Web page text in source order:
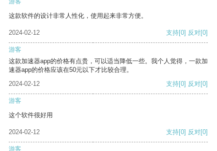
这款软件的设计非常人性化，使用起来非常方便。
2024-02-12 支持[0] 反对[0]
游客
这款加速器app的价格有点贵，可以适当降低一些。我个人觉得，一款加
速器app的价格应该在50元以下才比较合理。
2024-02-12
支持[0] 反对[0]
游客
这个软件很好用
2024-02-12 支持[0] 反对[0]
游客